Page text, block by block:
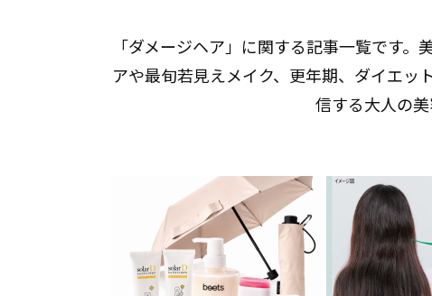
「ダメージヘア」に関する記事一覧です
アや最旬若見えメイク、更年期、ダイエッ
信する大人の美